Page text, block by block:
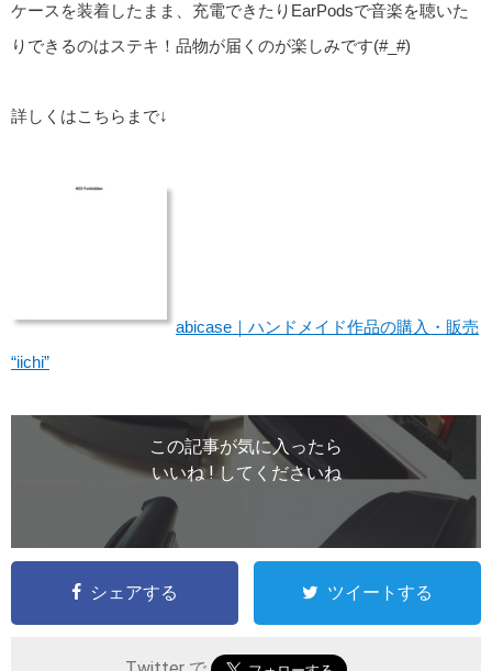
ケースを装着したまま、充電できたりEarPodsで音楽を聴いた
りできるのはステキ！品物が届くのが楽しみです(#_ #)
詳しくはこちらまで↓
abicase｜ハンドメイド作品の購入・販売
“iichi”
この記事が気に入ったら
いいね ! してくださいね
シェアする ツイートする